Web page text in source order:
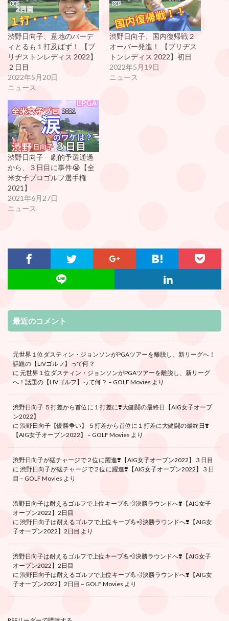
渋野日向子、意地のバーデ
ィとるも１打及ばず！ 【ブ
リヂストンレディス 2022】
２日目
2022年5月20日
ニュース
渋野日向子、国内復帰戦２
オーバー発進！ 【ブリヂス
トンレディス 2022】初日
2022年5月19日
ニュース
渋野日向子 劇的予選通過
から、３日目に事件😭【全
米女子プロゴルフ選手権
2021】
2021年6月27日
ニュース
最近のコメント
元世界１位ダスティン・ジョンソンがPGAツアーを離脱し、新リーグへ！
話題の【LIVゴルフ】って何？
に 元世界１位ダスティン・ジョンソンがPGAツアーを離脱し、新リーグ
へ！話題の【LIVゴルフ】って何？ – GOLF Movies より
渋野日向子 ５打差から首位に１打差に❣️大健闘の最終日【AIG女子オープ
ン2022】
に 渋野日向子【優勝争い】 ５打差から首位に１打差に大健闘の最終日❣️
【AIG女子オープン2022】 – GOLF Movies より
渋野日向子が猛チャージで２位に躍進❣️【AIG女子オープン2022】３日目
に 渋野日向子が猛チャージで２位に躍進❣️【AIG女子オープン2022】３日
目 – GOLF Movies より
渋野日向子は耐えるゴルフで上位キープ💪💨決勝ラウンドへ❣️【AIG女子
オープン2022】2日目
に 渋野日向子は耐えるゴルフで上位キープ💪💨決勝ラウンドへ❣️【AIG女
子オープン2022】2日目 より
渋野日向子は耐えるゴルフで上位キープ💪💨決勝ラウンドへ❣️【AIG女子
オープン2022】2日目
に 渋野日向子は耐えるゴルフで上位キープ💪💨決勝ラウンドへ❣️【AIG女
子オープン2022】2日目 – GOLF Movies より